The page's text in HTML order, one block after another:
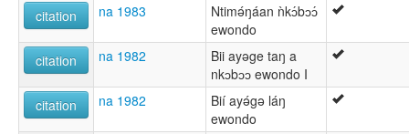
citation
na 1983
Ntimǝ́ŋáan ǹkɔ́bɔɔ́
ewondo
citation
na 1982
Bii ayǝge taŋ a
nkɔbɔɔ ewondo I
citation
na 1982
Bií ayǝ́gǝ láŋ
ewondo